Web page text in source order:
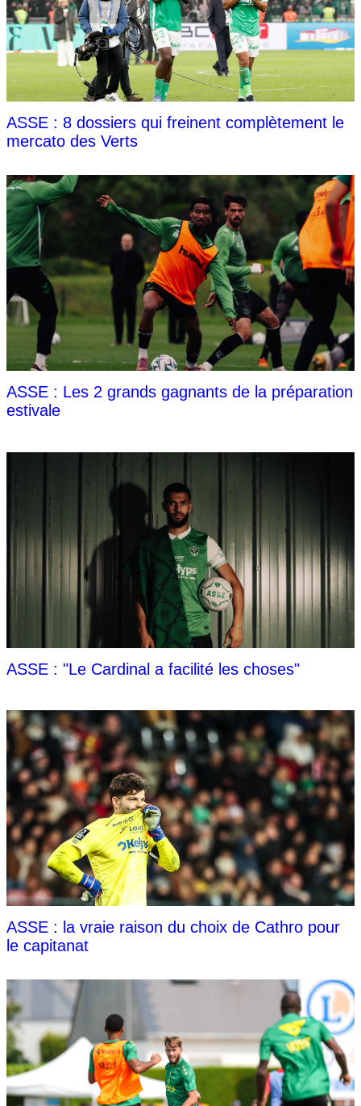
ASSE : 8 dossiers qui freinent complètement le
mercato des Verts
ASSE : Les 2 grands gagnants de la préparation
estivale
ASSE : "Le Cardinal a facilité les choses"
ASSE : la vraie raison du choix de Cathro pour
le capitanat